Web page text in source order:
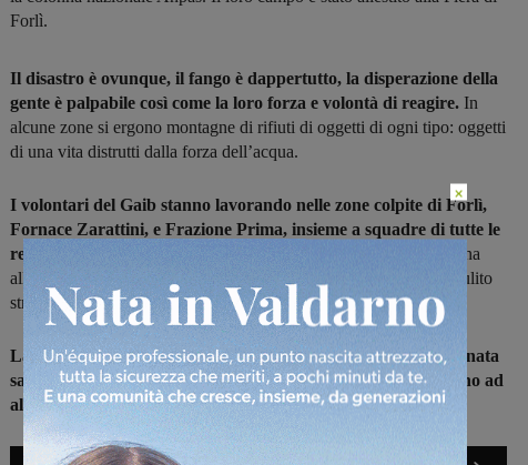
Forlì.
Il disastro è ovunque, il fango è dappertutto, la disperazione della
gente è palpabile così come la loro forza e volontà di reagire. In
alcune zone si ergono montagne di rifiuti di oggetti di ogni tipo: oggetti
di una vita distrutti dalla forza dell’acqua.
I volontari del Gaib stanno lavorando nelle zone colpite di Forlì,
Fornace Zarattini, e Frazione Prima, insieme a squadre di tutte le
regioni d’Italia
: dal Trentino alto Adige alla Puglia, dalla Sardegna
alla Sicilia. Hanno spalato fango nelle case e nei sottopassaggi, pulito
strade e cortili, svuotato garage e scantinati con le idrovore.
La prima squadra è partita giovedì alle 5 del mattino ed è tornata
sabato alle 19, un0altra è già partita. I volontari continueranno ad
alternarsi nelle zone colpite dalla tragedia.
×